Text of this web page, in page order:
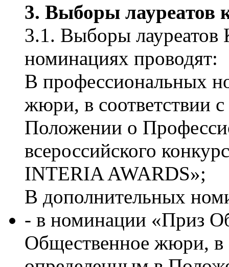
3. Выборы лауреатов
3.1. Выборы лауреатов
номинациях проводят:
В профессиональных
жюри, в соответствии
Положении о
всероссийского
INTERIA AWARDS»;
В дополнительных
- в номинации «Приз
Общественное жюри, в